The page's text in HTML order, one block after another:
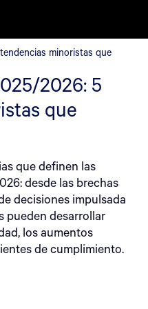
minoristas que
minoristas que
2026: 5
que
que definen las
desde las brechas
decisiones impulsada
pueden desarrollar
los aumentos
de cumplimiento.